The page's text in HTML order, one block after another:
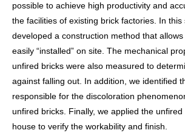
possible to achieve high productivity and
the facilities of existing brick factories. In this
developed a construction method that
easily “installed” on site. The mechanical
unfired bricks were also measured to
against falling out. In addition, we identified
responsible for the discoloration
unfired bricks. Finally, we applied the
house to verify the workability and finish.